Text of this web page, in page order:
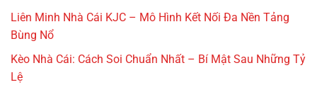
Liên Minh Nhà Cái KJC – Mô Hình Kết Nối Đa Nền Tảng
Bùng Nổ
Kèo Nhà Cái: Cách Soi Chuẩn Nhất – Bí Mật Sau Những Tỷ
Lệ